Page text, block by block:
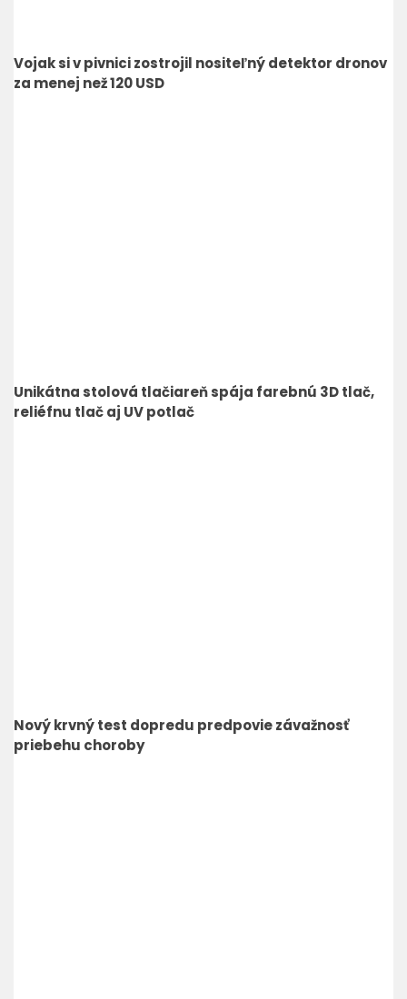
Vojak si v pivnici zostrojil nositeľný detektor dronov
za menej než 120 USD
Unikátna stolová tlačiareň spája farebnú 3D tlač,
reliéfnu tlač aj UV potlač
Nový krvný test dopredu predpovie závažnosť
priebehu choroby